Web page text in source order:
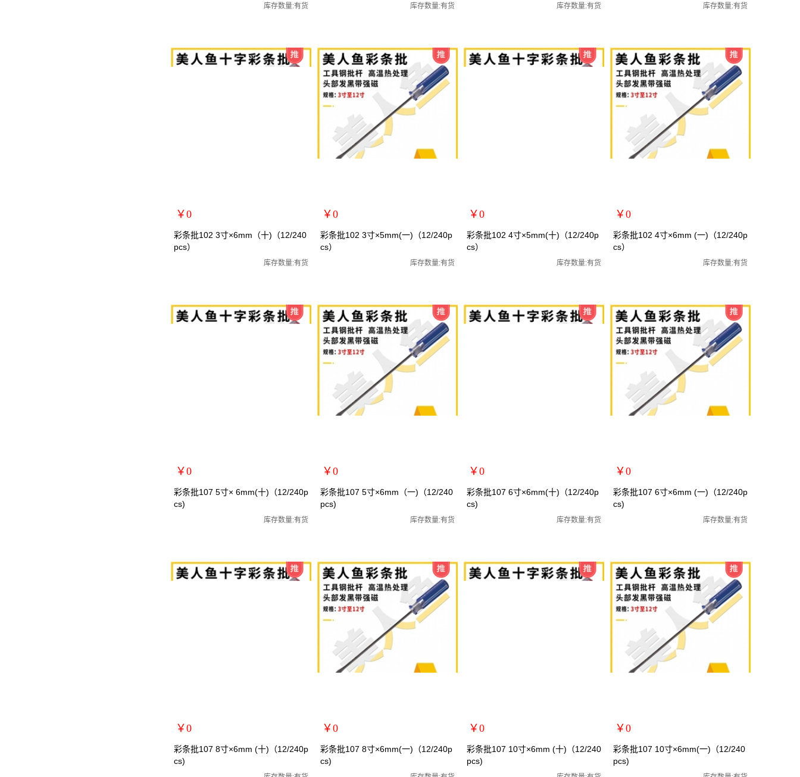
关键词：G字架/万用夹/C型夹/老虎夹/台钳
单位：
库存数量:有货
关键词：G字架/万用夹/C型夹/老虎夹/台钳
单位：
库存数量:有货
关键词：G字架/万用夹/C型夹/老虎夹/台钳
单位：
库存数量:有货
关键词：G字架/万用夹/C型夹/老虎夹/台钳
单位：
库存数量:有货
￥0
扩展说明：
规格：3寸十字
关键词：螺丝刀/螺丝批/罗丝批/罗丝刀/两
单位：
彩条批102 3寸×6mm（十)（12/240
pcs）
库存数量:有货
￥0
扩展说明：
规格：3寸一字
关键词：螺丝刀/螺丝批/罗丝批/罗丝刀/两
单位：
彩条批102 3寸×5mm(一)（12/240p
cs）
库存数量:有货
￥0
扩展说明：
规格：4寸十字
关键词：螺丝刀/螺丝批/罗丝批/罗丝刀/两
单位：
彩条批102 4寸×5mm(十)（12/240p
cs）
库存数量:有货
￥0
扩展说明：
规格：4寸一字
关键词：螺丝刀/螺丝批/罗丝批/罗丝刀/两
单位：
彩条批102 4寸×6mm (一)（12/240p
cs）
库存数量:有货
￥0
扩展说明：
规格：5寸十字
关键词：螺丝刀/螺丝批/罗丝批/罗丝刀/两
单位：
彩条批107 5寸× 6mm(十)（12/240p
cs)
库存数量:有货
￥0
扩展说明：
规格：5寸一字
关键词：螺丝刀/螺丝批/罗丝批/罗丝刀/两
单位：
彩条批107 5寸×6mm（一)（12/240
pcs)
库存数量:有货
￥0
扩展说明：
规格：6寸十字
关键词：螺丝刀/螺丝批/罗丝批/罗丝刀/两
单位：
彩条批107 6寸×6mm(十)（12/240p
cs)
库存数量:有货
￥0
扩展说明：
规格：6寸一字
关键词：螺丝刀/螺丝批/罗丝批/罗丝刀/两
单位：
彩条批107 6寸×6mm (一)（12/240p
cs)
库存数量:有货
￥0
扩展说明：
规格：8寸十字
彩条批107 8寸×6mm (十)（12/240p
cs)
￥0
扩展说明：
规格：8寸一字
彩条批107 8寸×6mm(一)（12/240p
cs)
￥0
扩展说明：
规格：10寸十字
彩条批107 10寸×6mm (十)（12/240
pcs)
￥0
扩展说明：
规格：10寸一字
彩条批107 10寸×6mm(一)（12/240
pcs)